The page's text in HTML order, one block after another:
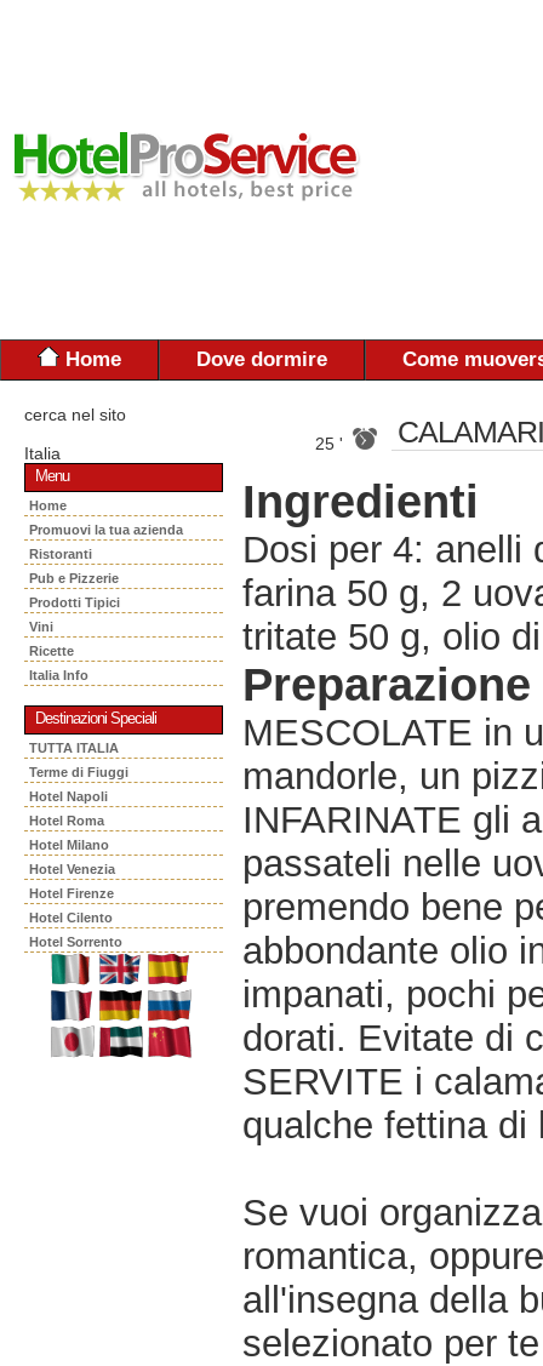
Home Dove dormire Come
cerca nel sito
Italia
Menu
Home
Promuovi la tua azienda
Ristoranti
Pub e Pizzerie
Prodotti Tipici
Vini
Ricette
Italia Info
Destinazioni Speciali
TUTTA ITALIA
Terme di Fiuggi
Hotel Napoli
Hotel Roma
Hotel Milano
Hotel Venezia
Hotel Firenze
Hotel Cilento
Hotel Sorrento
25 '
Ingredienti
Dosi per 4: anelli
farina 50 g, 2
tritate 50 g, olio
Preparazione
MESCOLATE in
mandorle, un
INFARINATE gli
passateli nelle
premendo bene
abbondante olio
impanati, pochi
dorati. Evitate di
SERVITE i
qualche fettina di
Se vuoi
romantica,
all'insegna della
selezionato per